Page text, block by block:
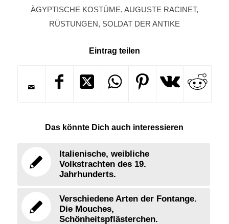
ÄGYPTISCHE KOSTÜME, AUGUSTE RACINET,
RÜSTUNGEN, SOLDAT DER ANTIKE
Eintrag teilen
Das könnte Dich auch interessieren
Italienische, weibliche
Volkstrachten des 19.
Jahrhunderts.
Verschiedene Arten der Fontange.
Die Mouches,
Schönheitspflästerchen.